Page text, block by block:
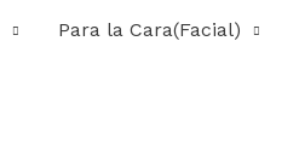
Para la Cara(Facial)